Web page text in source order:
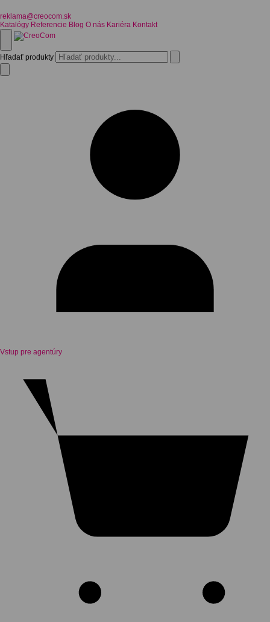
reklama@creocom.sk
Katalógy Referencie Blog O nás Kariéra Kontakt
Hľadať produkty
Vstup pre agentúry